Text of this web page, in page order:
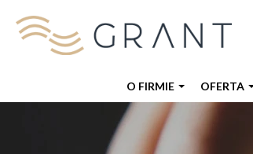
O FIRMIE OFERTA